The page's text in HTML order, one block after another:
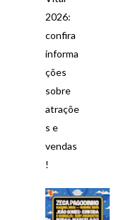
2026:
confira
informa
ções
sobre
atraçõe
s e
vendas
!